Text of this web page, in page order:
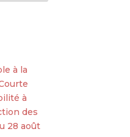
à la
à
des
28 août